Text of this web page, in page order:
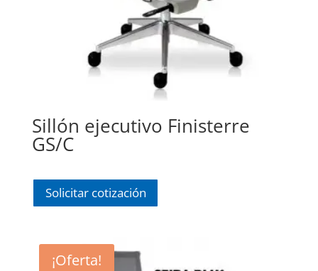
Sillón ejecutivo Finisterre
GS/C
Solicitar cotización
¡Oferta!